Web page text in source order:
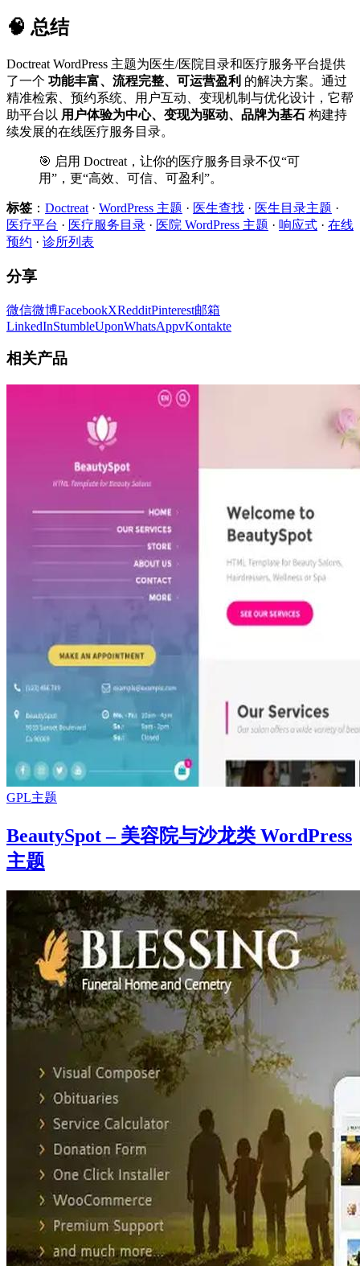
🧠 总结
Doctreat WordPress 主题为医生/医院目录和医疗服务平台提供
了一个 功能丰富、流程完整、可运营盈利 的解决方案。通过
精准检索、预约系统、用户互动、变现机制与优化设计，它帮
助平台以 用户体验为中心、变现为驱动、品牌为基石 构建持
续发展的在线医疗服务目录。
🎯 启用 Doctreat，让你的医疗服务目录不仅“可
用”，更“高效、可信、可盈利”。
标签 ： Doctreat · WordPress 主题 · 医生查找 · 医生目录主题 ·
医疗平台 · 医疗服务目录 · 医院 WordPress 主题 · 响应式 · 在线
预约 · 诊所列表
分享
微信微博FacebookXRedditPinterest邮箱
LinkedInStumbleUponWhatsAppvKontakte
相关产品
GPL主题
BeautySpot – 美容院与沙龙类 WordPress
主题